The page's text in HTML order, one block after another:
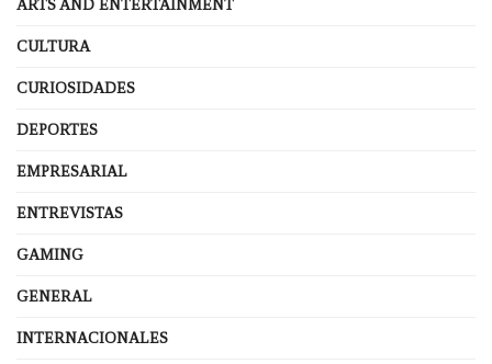
ARTS AND ENTERTAINMENT
CULTURA
CURIOSIDADES
DEPORTES
EMPRESARIAL
ENTREVISTAS
GAMING
GENERAL
INTERNACIONALES